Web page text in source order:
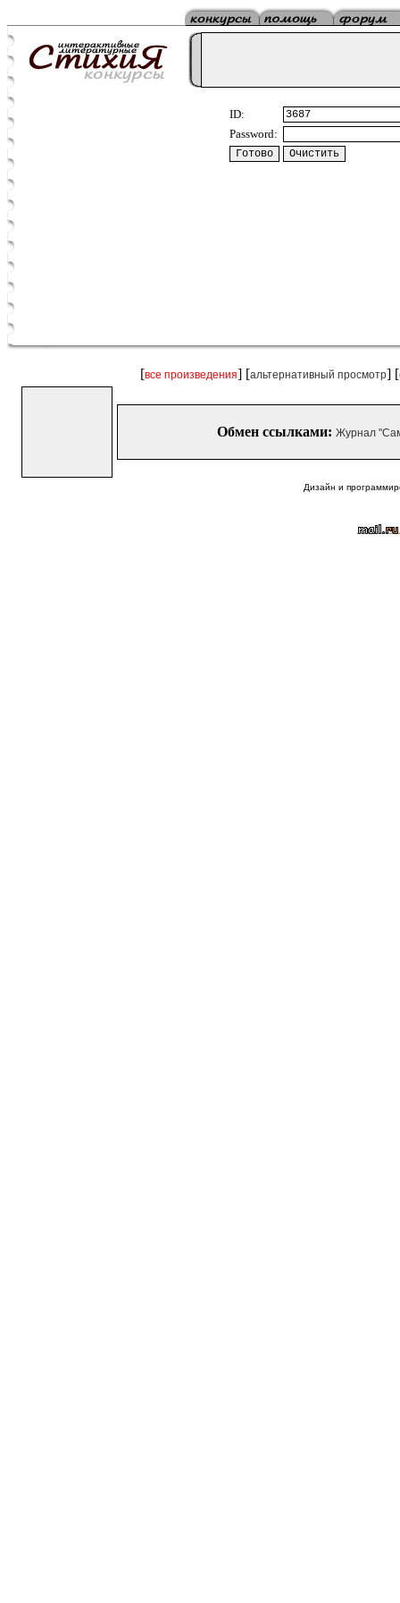
ID:
Password:
[все произведения] [альтернативный просмотр] [
Обмен ссылками: Журнал
Дизайн и